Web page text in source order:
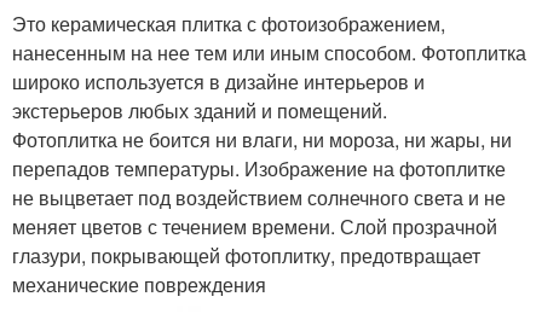
Это керамическая плитка с фотоизображением,
нанесенным на нее тем или иным способом. Фотоплитка
широко используется в дизайне интерьеров и
экстерьеров любых зданий и помещений.
Фотоплитка не боится ни влаги, ни мороза, ни жары, ни
перепадов температуры. Изображение на фотоплитке
не выцветает под воздействием солнечного света и не
меняет цветов с течением времени. Слой прозрачной
глазури, покрывающей фотоплитку, предотвращает
механические повреждения